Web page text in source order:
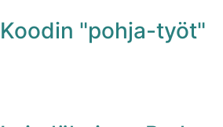
Koodin "pohja-työt"